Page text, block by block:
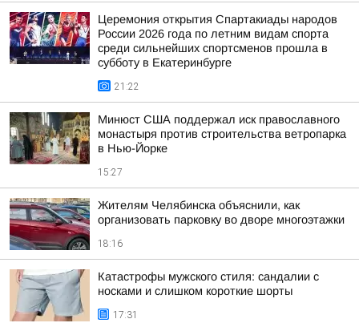
Церемония открытия Спартакиады народов
России 2026 года по летним видам спорта
среди сильнейших спортсменов прошла в
субботу в Екатеринбурге
21:22
Минюст США поддержал иск православного
монастыря против строительства ветропарка
в Нью-Йорке
15:27
Жителям Челябинска объяснили, как
организовать парковку во дворе многоэтажки
18:16
Катастрофы мужского стиля: сандалии с
носками и слишком короткие шорты
17:31